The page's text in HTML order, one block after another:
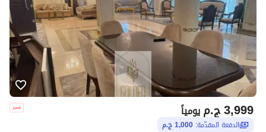
ج.م3,999 يومياً
الدفعة المقدّمة: 1,000 ج.م